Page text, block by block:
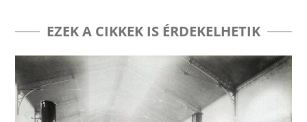
EZEK A CIKKEK IS ÉRDEKELHETIK